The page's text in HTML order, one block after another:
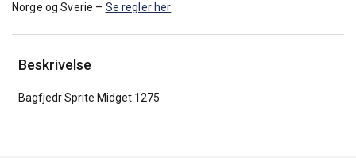
Norge og Sverie – Se regler her
Beskrivelse
Bagfjedr Sprite Midget 1275